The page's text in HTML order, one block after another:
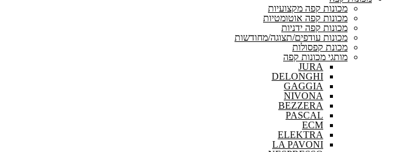
מכונות קפה מקצועיות
מכונות קפה אוטומטיות
מכונות קפה ידניות
מכונות עודפים/תצוגה/מחודשות
מכונת קפסולות
מותגי מכונות קפה
JURA
DELONGHI
GAGGIA
NIVONA
BEZZERA
PASCAL
ECM
ELEKTRA
LA PAVONI